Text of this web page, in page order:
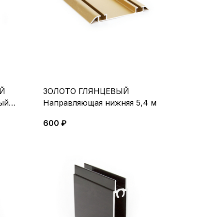
ЗОЛОТО ГЛЯНЦЕВЫЙ
Направляющая нижняя 5,4 м
600 ₽